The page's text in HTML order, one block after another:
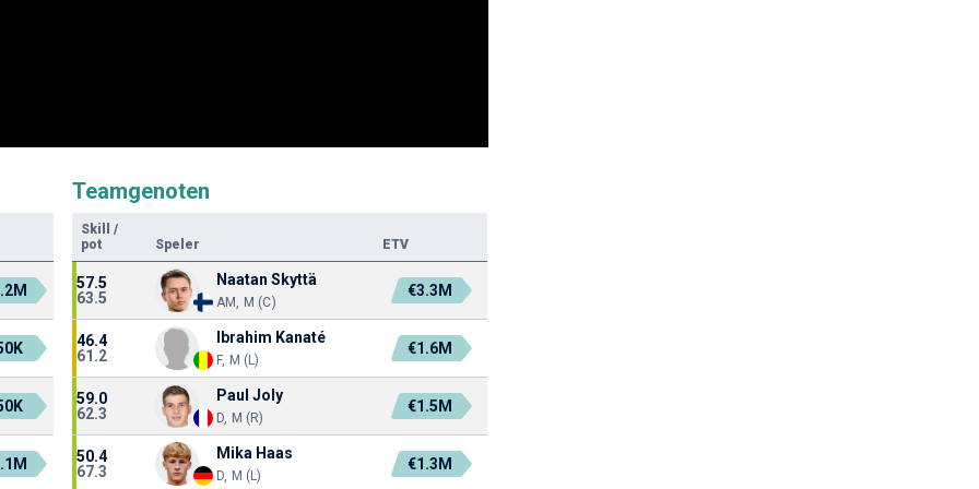
Teamgenoten
Skill
/
pot
Speler ETV
57.5
63.5
Naatan Skyttä
AM, M (C)
€3.3M
46.4
61.2
Ibrahim Kanaté
F, M (L)
€1.6M
59.0
62.3
Paul Joly
D, M (R)
€1.5M
50.4
67.3
Mika Haas
D, M (L)
€1.3M